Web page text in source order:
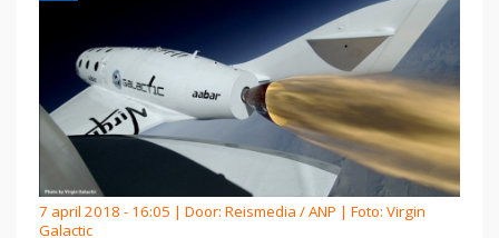
7 april 2018 - 16:05 | Door: Reismedia / ANP | Foto: Virgin
Galactic